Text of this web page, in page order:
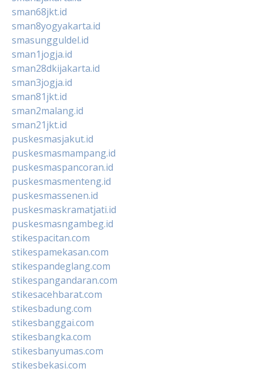
sman68jkt.id
sman8yogyakarta.id
smasungguldel.id
sman1jogja.id
sman28dkijakarta.id
sman3jogja.id
sman81jkt.id
sman2malang.id
sman21jkt.id
puskesmasjakut.id
puskesmasmampang.id
puskesmaspancoran.id
puskesmasmenteng.id
puskesmassenen.id
puskesmaskramatjati.id
puskesmasngambeg.id
stikespacitan.com
stikespamekasan.com
stikespandeglang.com
stikespangandaran.com
stikesacehbarat.com
stikesbadung.com
stikesbanggai.com
stikesbangka.com
stikesbanyumas.com
stikesbekasi.com